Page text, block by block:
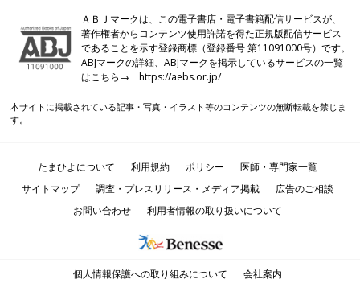
ＡＢＪマークは、この電子書店・電子書籍配信サービスが、
著作権者からコンテンツ使用許諾を得た正規版配信サービス
であることを示す登録商標（登録番号 第11091000号）です。
ABJマークの詳細、ABJマークを掲示しているサービスの一覧
はこちら→https://aebs.or.jp/
本サイトに掲載されている記事・写真・イラスト等のコンテンツの無断転載を禁じま
す。
たまひよについて 利用規約 ポリシー
医師・専門家一覧
サイトマップ
調査・プレスリリース・メディア掲載
広告のご相談
お問い合わせ
利用者情報の取り扱いについて
個人情報保護への取り組みについて 会社案内